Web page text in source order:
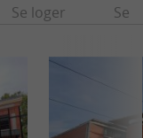
Se loger Se